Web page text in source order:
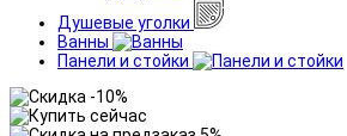
Душевые уголки
Ванны
Панели и стойки